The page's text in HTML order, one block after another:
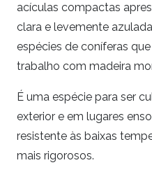
acículas compactas
clara e levemente
espécies de coníferas
trabalho com madeira
É uma espécie para ser
exterior e em lugares
resistente às baixas
mais rigorosos.